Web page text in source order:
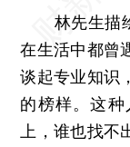
林先生描绘
在生活中都曾
谈起专业知识
的榜样。这
上，谁也找